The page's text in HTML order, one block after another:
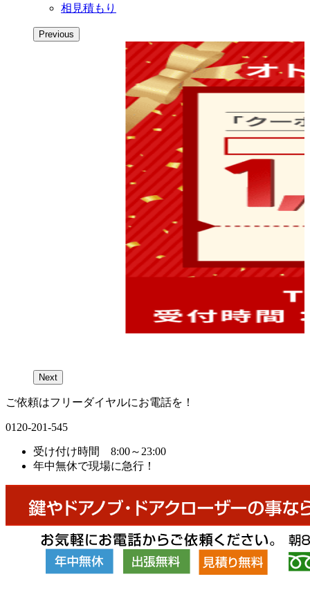
相見積もり
Previous
Next
ご依頼はフリーダイヤルにお電話を！
0120-201-545
受け付け時間 8:00～23:00
年中無休で現場に急行！